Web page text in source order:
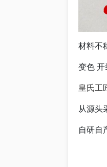
材料不
变色 开
皇氏工
从源头
自研自